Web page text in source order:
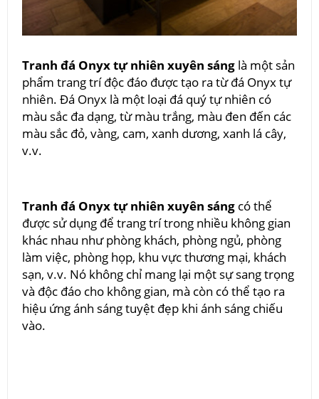
Tranh đá Onyx tự nhiên xuyên sáng là một sản
phẩm trang trí độc đáo được tạo ra từ đá Onyx tự
nhiên. Đá Onyx là một loại đá quý tự nhiên có
màu sắc đa dạng, từ màu trắng, màu đen đến các
màu sắc đỏ, vàng, cam, xanh dương, xanh lá cây,
v.v.
Tranh đá Onyx tự nhiên xuyên sáng có thể
được sử dụng để trang trí trong nhiều không gian
khác nhau như phòng khách, phòng ngủ, phòng
làm việc, phòng họp, khu vực thương mại, khách
sạn, v.v. Nó không chỉ mang lại một sự sang trọng
và độc đáo cho không gian, mà còn có thể tạo ra
hiệu ứng ánh sáng tuyệt đẹp khi ánh sáng chiếu
vào.